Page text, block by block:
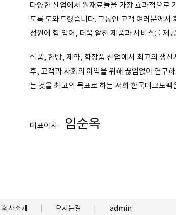
다양한 산업에서 원재료들을 가장 효과적으로
도록 도와드렸습니다. 그동안 고객 여러분께서
성원에 힘 입어, 더욱 알찬 제품과 서비스를 제
식품, 한방, 제약, 화장품 산업에서 최고의 생
후, 고객과 사회의 이익을 위해 끊임없이 연구
는 것을 최고의 목표로 하는 저희 한국테크노
대표이사 임순옥
회사소개 오시는길 admin